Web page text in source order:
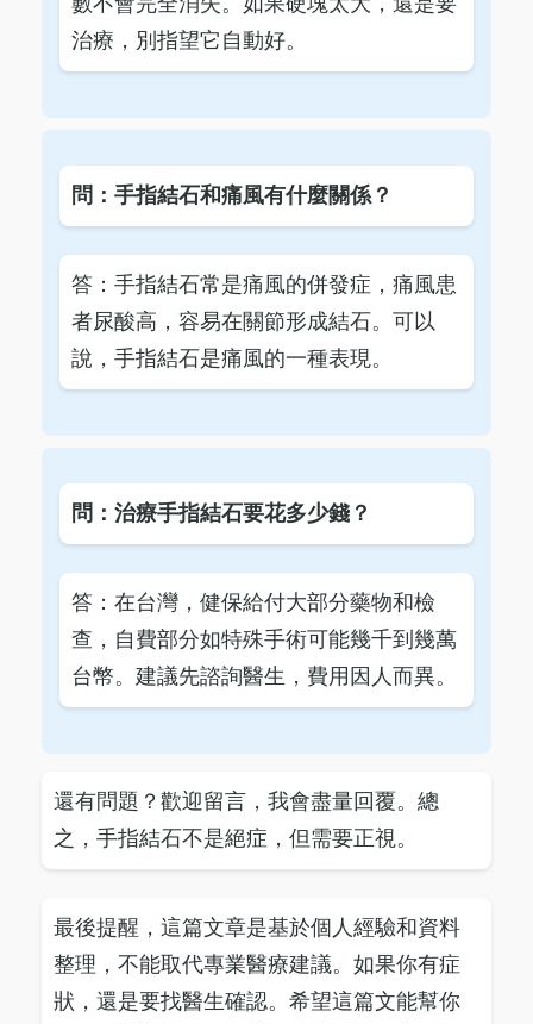
治療，別指望它自動好。
問：手指結石和痛風有什麼關係？
答：手指結石常是痛風的併發症，痛風患
者尿酸高，容易在關節形成結石。可以
說，手指結石是痛風的一種表現。
問：治療手指結石要花多少錢？
答：在台灣，健保給付大部分藥物和檢
查，自費部分如特殊手術可能幾千到幾萬
台幣。建議先諮詢醫生，費用因人而異。
還有問題？歡迎留言，我會盡量回覆。總
之，手指結石不是絕症，但需要正視。
最後提醒，這篇文章是基於個人經驗和資料
整理，不能取代專業醫療建議。如果你有症
狀，還是要找醫生確認。希望這篇文能幫你